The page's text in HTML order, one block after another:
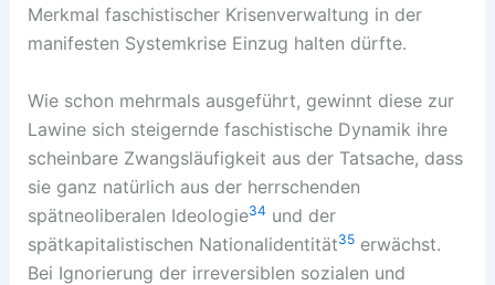
Merkmal faschistischer Krisenverwaltung in der
manifesten Systemkrise Einzug halten dürfte.
Wie schon mehrmals ausgeführt, gewinnt diese zur
Lawine sich steigernde faschistische Dynamik ihre
scheinbare Zwangsläufigkeit aus der Tatsache, dass
sie ganz natürlich aus der herrschenden
spätneoliberalen Ideologie34 und der
spätkapitalistischen Nationalidentität35erwächst.
Bei Ignorierung der irreversiblen sozialen und